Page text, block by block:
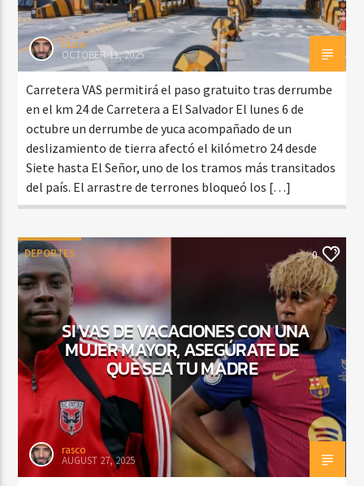
rasco
OCTOBER 11, 2025
Carretera VAS permitirá el paso gratuito tras derrumbe
en el km 24 de Carretera a El Salvador El lunes 6 de
octubre un derrumbe de yuca acompañado de un
deslizamiento de tierra afectó el kilómetro 24 desde
Siete hasta El Señor, uno de los tramos más transitados
del país. El arrastre de terrones bloqueó los […]
DEPORTES 0
SI VAS DE VACACIONES CON UNA
MUJER MAYOR, ASEGÚRATE DE
QUE SEA TU MADRE
rasco
AUGUST 27, 2025